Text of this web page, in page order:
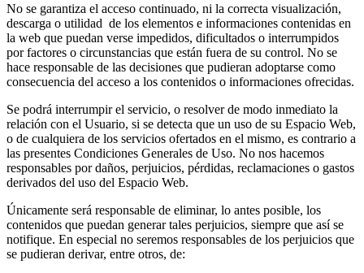
No se garantiza el acceso continuado, ni la correcta visualización,
descarga o utilidad de los elementos e informaciones contenidas en
la web que puedan verse impedidos, dificultados o interrumpidos
por factores o circunstancias que están fuera de su control. No se
hace responsable de las decisiones que pudieran adoptarse como
consecuencia del acceso a los contenidos o informaciones ofrecidas.
Se podrá interrumpir el servicio, o resolver de modo inmediato la
relación con el Usuario, si se detecta que un uso de su Espacio Web,
o de cualquiera de los servicios ofertados en el mismo, es contrario a
las presentes Condiciones Generales de Uso. No nos hacemos
responsables por daños, perjuicios, pérdidas, reclamaciones o gastos
derivados del uso del Espacio Web.
Únicamente será responsable de eliminar, lo antes posible, los
contenidos que puedan generar tales perjuicios, siempre que así se
notifique. En especial no seremos responsables de los perjuicios que
se pudieran derivar, entre otros, de: